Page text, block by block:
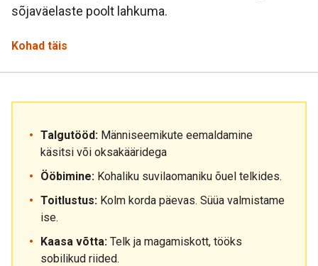
sõjaväelaste poolt lahkuma.
Kohad täis
Talgutööd: Männiseemikute eemaldamine
käsitsi või oksakääridega
Ööbimine: Kohaliku suvilaomaniku õuel telkides.
Toitlustus: Kolm korda päevas. Süüa valmistame
ise.
Kaasa võtta: Telk ja magamiskott, tööks
sobilikud riided.